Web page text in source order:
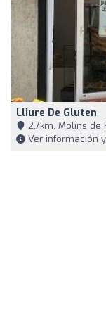
Lliure De Gluten
2,7km, Molins de
Ver información